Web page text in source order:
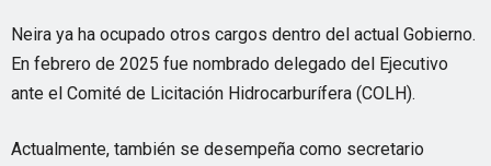
Neira ya ha ocupado otros cargos dentro del actual Gobierno.
En febrero de 2025 fue nombrado delegado del Ejecutivo
ante el Comité de Licitación Hidrocarburífera (COLH).
Actualmente, también se desempeña como secretario